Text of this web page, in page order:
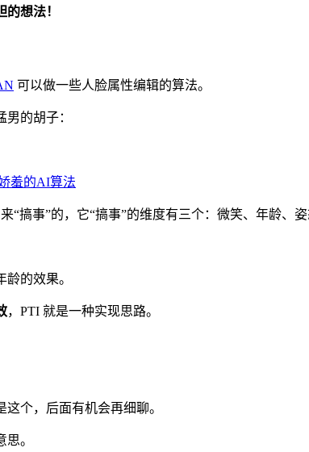
想法！
可以做一些人脸属性编辑的算法。
的胡子：
羞的AI算法
“搞事”的，它“搞事”的维度有三个：微笑、年龄、姿
的效果。
，PTI 就是一种实现思路。
个，后面有机会再细聊。
。